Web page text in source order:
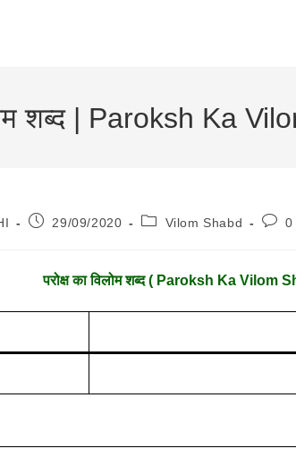
शब्द | Paroksh Ka
Post29/09/2020
PostVilom Shabd
Post0
परोक्ष का विलोम शब्द ( Paroksh Ka Vilom